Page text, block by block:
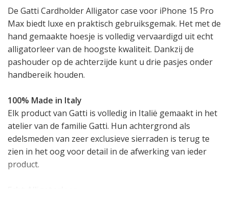
De Gatti Cardholder Alligator case voor iPhone 15 Pro
Max biedt luxe en praktisch gebruiksgemak. Het met de
hand gemaakte hoesje is volledig vervaardigd uit echt
alligatorleer van de hoogste kwaliteit. Dankzij de
pashouder op de achterzijde kunt u drie pasjes onder
handbereik houden.
100% Made in Italy
Elk product van Gatti is volledig in Italië gemaakt in het
atelier van de familie Gatti. Hun achtergrond als
edelsmeden van zeer exclusieve sierraden is terug te
zien in het oog voor detail in de afwerking van ieder
product.